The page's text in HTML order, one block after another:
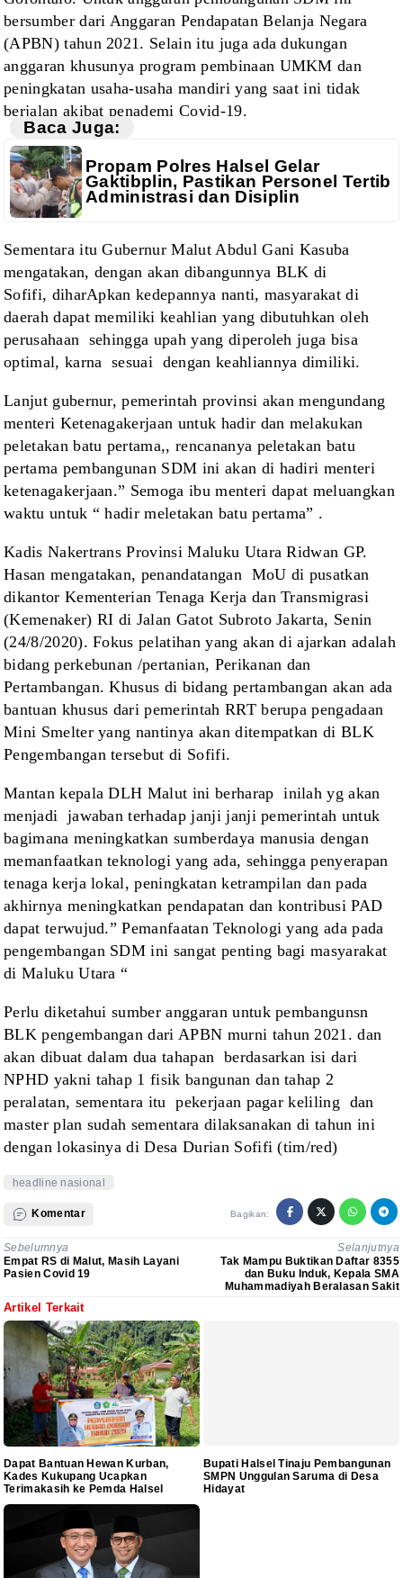
bersumber dari Anggaran Pendapatan Belanja Negara
(APBN)tahun 2021. Selain itu juga ada dukungan
anggaran khusunya program pembinaan UMKM dan
peningkatan usaha-usaha mandiri yang saat ini tidak
berjalan akibat penademi Covid-19.
Baca Juga:
Propam Polres Halsel Gelar
Gaktibplin, Pastikan Personel Tertib
Administrasi dan Disiplin
Sementara itu Gubernur Malut Abdul Gani Kasuba
mengatakan, dengan akan dibangunnya BLK di
Sofifi, diharApkan kedepannya nanti, masyarakat di
daerah dapat memiliki keahlian yang dibutuhkan oleh
perusahaan sehingga upah yang diperoleh juga bisa
optimal, karna sesuai dengan keahliannya dimiliki.
Lanjut gubernur, pemerintah provinsi akan mengundang
menteri Ketenagakerjaan untuk hadir dan melakukan
peletakan batu pertama,, rencananya peletakan batu
pertama pembangunan SDM ini akan di hadiri menteri
ketenagakerjaan.” Semoga ibu menteri dapat meluangkan
waktu untuk “ hadir meletakan batu pertama” .
Kadis Nakertrans Provinsi Maluku Utara Ridwan GP.
Hasan mengatakan, penandatangan MoU di pusatkan
dikantor Kementerian Tenaga Kerja dan Transmigrasi
(Kemenaker) RI di Jalan Gatot Subroto Jakarta, Senin
(24/8/2020). Fokus pelatihan yang akan di ajarkan adalah
bidang perkebunan /pertanian, Perikanan dan
Pertambangan. Khusus di bidang pertambangan akan ada
bantuan khusus dari pemerintah RRT berupa pengadaan
Mini Smelter yang nantinya akan ditempatkan di BLK
Pengembangan tersebut di Sofifi.
Mantan kepala DLH Malut ini berharap inilah yg akan
menjadi jawaban terhadap janji janji pemerintah untuk
bagimana meningkatkan sumberdaya manusia dengan
memanfaatkan teknologi yang ada, sehingga penyerapan
tenaga kerja lokal, peningkatan ketrampilan dan pada
akhirnya meningkatkan pendapatan dan kontribusi PAD
dapat terwujud.” PemanfaatanTeknologi yang ada pada
pengembangan SDM ini sangat penting bagi masyarakat
di MalukuUtara “
Perlu diketahui sumber anggaran untuk pembangunsn
BLK pengembangan dari APBN murni tahun 2021. dan
akan dibuat dalam dua tahapan berdasarkan isi dari
NPHD yakni tahap 1 fisik bangunan dan tahap 2
peralatan, sementara itu pekerjaan pagar keliling dan
master plan sudah sementara dilaksanakan di tahun ini
dengan lokasinya di Desa Durian Sofifi (tim/red)
headline nasional
Komentar Bagikan:
Sebelumnya
Empat RS di Malut, Masih Layani
Pasien Covid 19
Selanjutnya
Tak Mampu Buktikan Daftar 8355
dan Buku Induk, Kepala SMA
Muhammadiyah Beralasan Sakit
Artikel Terkait
Dapat Bantuan Hewan Kurban,
Kades Kukupang Ucapkan
Terimakasih ke Pemda Halsel
Bupati Halsel Tinaju Pembangunan
SMPN Unggulan Saruma di Desa
Hidayat